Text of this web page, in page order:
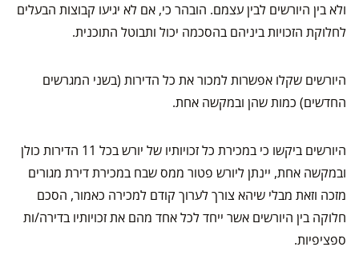
ולא בין היורשים לבין עצמם. הובהר כי, אם לא יגיעו קבוצות הבעלים
לחלוקת הזכויות ביניהם בהסכמה יכול ותבוטל התוכנית.
היורשים שקלו אפשרות למכור את כל הדירות (בשני המגרשים
החדשים) כמות שהן ובמקשה אחת.
היורשים ביקשו כי במכירת כל זכויותיו של יורש בכל 11 הדירות כולן
ובמקשה אחת, יינתן ליורש פטור ממס שבח במכירת דירת מגורים
מזכה וזאת מבלי שיהא צורך לערוך קודם למכירה כאמור, הסכם
חלוקה בין היורשים אשר ייחד לכל אחד מהם את זכויותיו בדירה/ות
ספציפיות.